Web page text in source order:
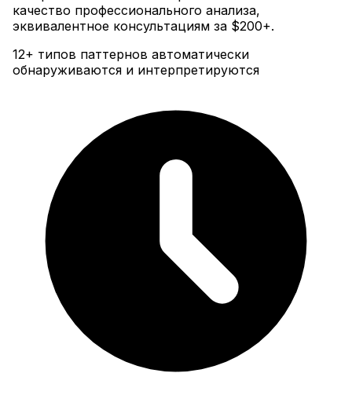
качество профессионального анализа,
эквивалентное консультациям за $200+.
12+ типов паттернов автоматически
обнаруживаются и интерпретируются